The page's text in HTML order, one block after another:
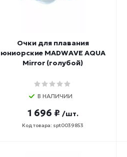
Очки для плавания
юниорские MADWAVE AQUA
Mirror (голубой)
В НАЛИЧИИ
1 696 ₽ /шт.
Код товара: spt0039853